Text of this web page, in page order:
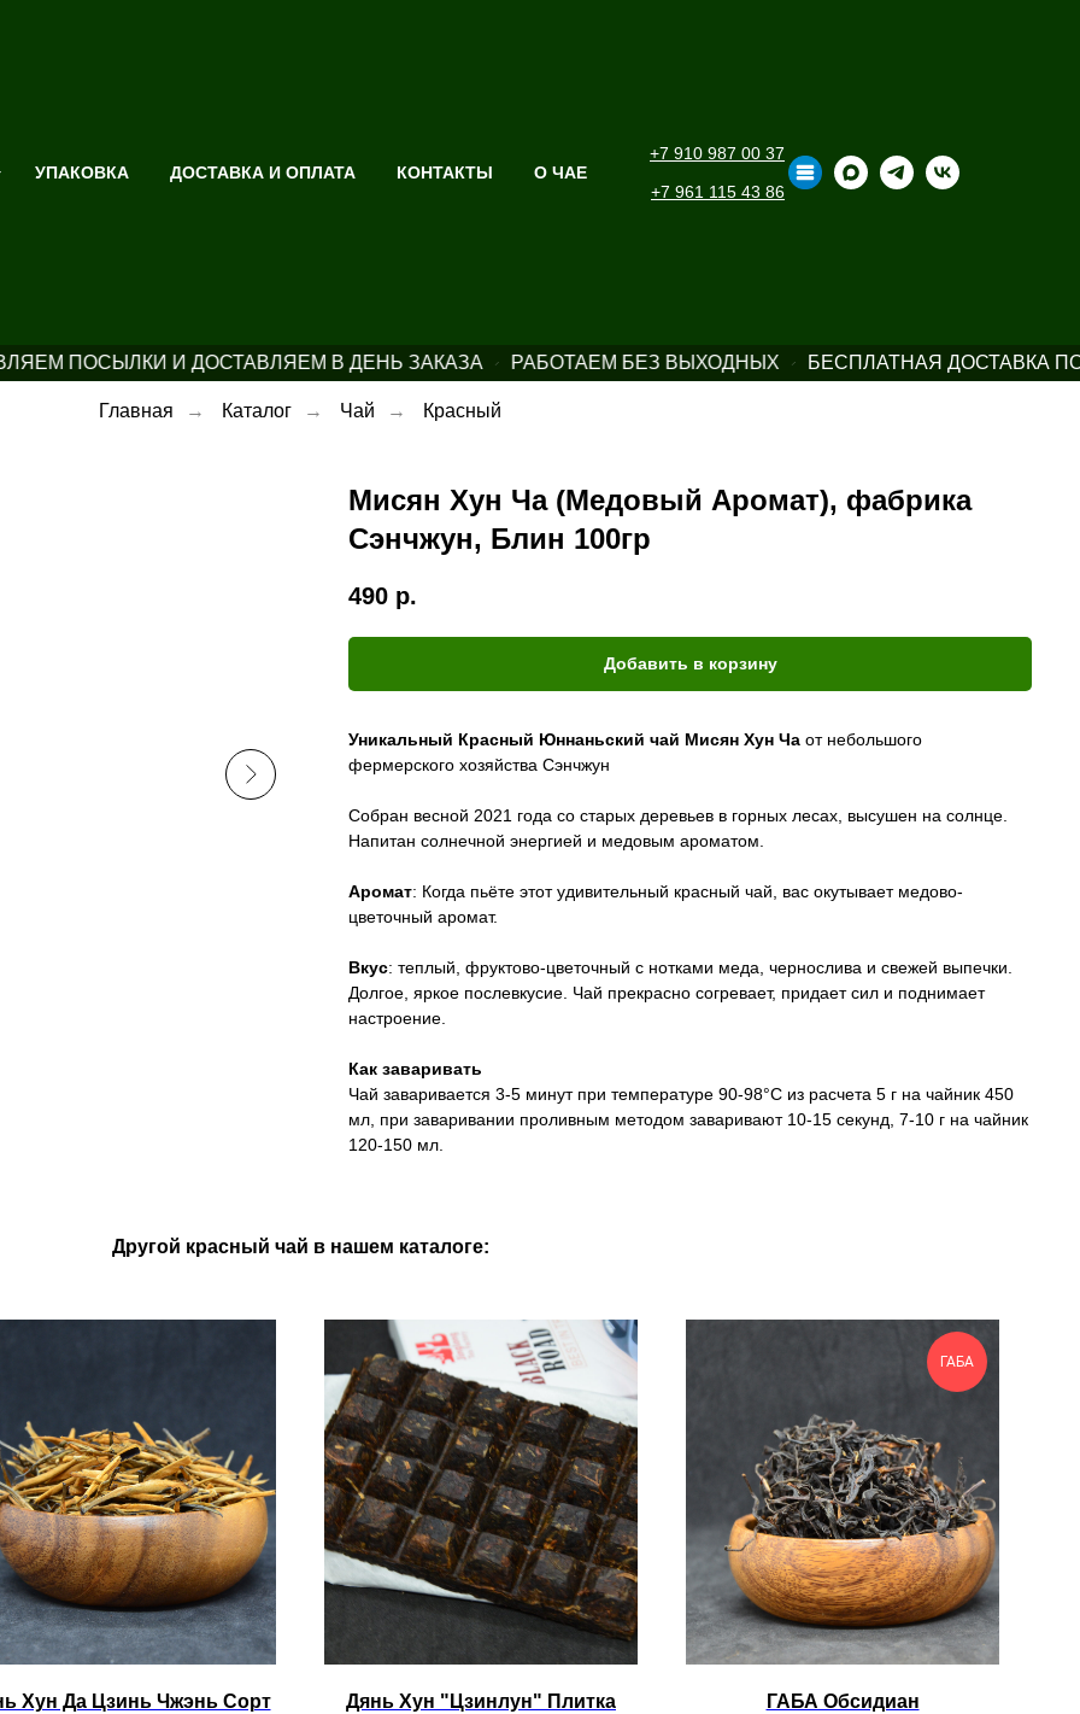
УПАКОВКА ДОСТАВКА И ОПЛАТА КОНТАКТЫ О ЧАЕ
+7 910 987 00 37
+7 961 115 43 86
ПОСЫЛКИ И ДОСТАВЛЯЕМ В ДЕНЬ ЗАКАЗА РАБОТАЕМ БЕЗ ВЫХОДНЫХ БЕСПЛАТНАЯ ДОСТАВКА
Главная → Каталог → Чай → Красный
Мисян Хун Ча (Медовый Аромат), фабрика
Сэнчжун, Блин 100гр
490 р.
Добавить в корзину
Уникальный Красный Юннаньский чай Мисян Хун Ча от небольшого
фермерского хозяйства Сэнчжун
Собран весной 2021 года со старых деревьев в горных лесах, высушен на солнце.
Напитан солнечной энергией и медовым ароматом.
Аромат: Когда пьёте этот удивительный красный чай, вас окутывает медово-
цветочный аромат.
Вкус: теплый, фруктово-цветочный с нотками меда, чернослива и свежей выпечки.
Долгое, яркое послевкусие. Чай прекрасно согревает, придает сил и поднимает
настроение.
Как заваривать
Чай заваривается 3-5 минут при температуре 90-98°С из расчета 5 г на чайник 450
мл, при заваривании проливным методом заваривают 10-15 секунд, 7-10 г на чайник
120-150 мл.
Другой красный чай в нашем каталоге:
Хун Да Цзинь Чжэнь Сорт
Дянь Хун "Цзинлун" Плитка
ГАБА
ГАБА Обсидиан